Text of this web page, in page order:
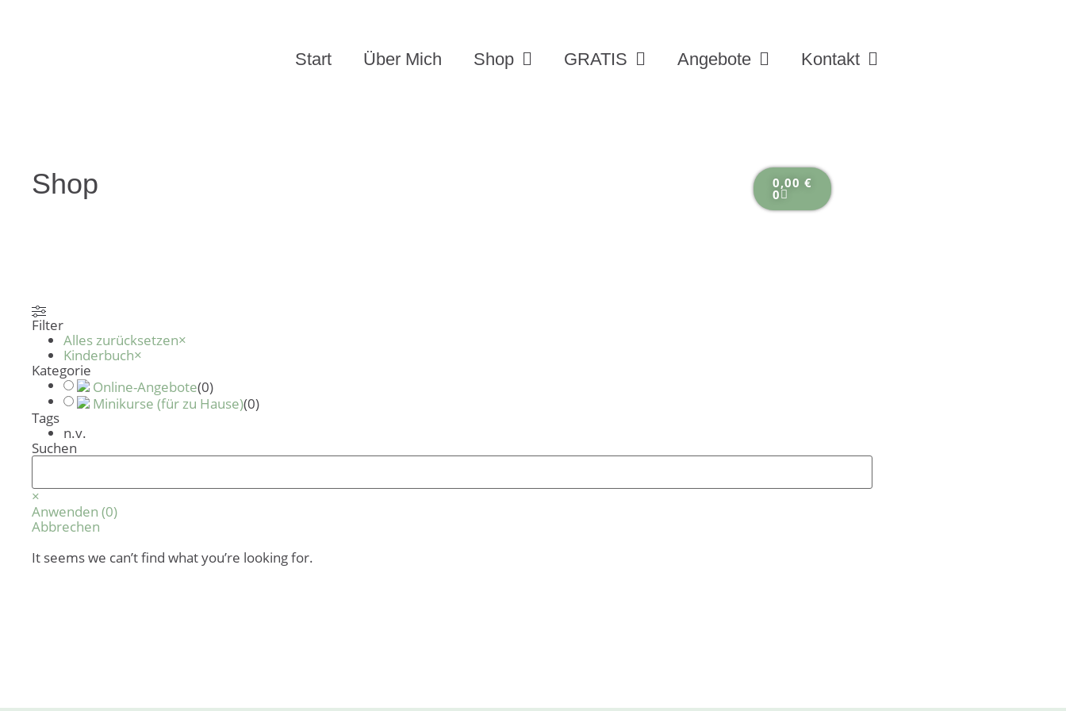
Start Über Mich Shop GRATIS Angebote Kontakt
Shop 0,00 €
0
Filter
Alles zurücksetzen×
Kinderbuch×
Kategorie
Online-Angebote(0)
Minikurse (für zu Hause)(0)
Tags
n.v.
Suchen
×
Anwenden (0)
Abbrechen
It seems we can’t find what you’re looking for.